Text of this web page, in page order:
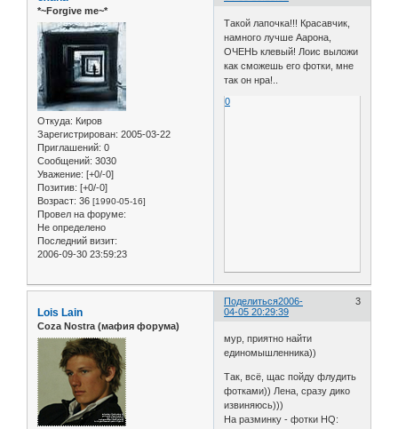
*~Forgive me~*
Откуда: Киров
Зарегистрирован: 2005-03-22
Приглашений: 0
Сообщений: 3030
Уважение: [+0/-0]
Позитив: [+0/-0]
Возраст: 36 [1990-05-16]
Провел на форуме:
Не определено
Последний визит:
2006-09-30 23:59:23
Такой лапочка!!! Красавчик,
намного лучше Аарона,
ОЧЕНЬ клевый! Лоис выложи
как сможешь его фотки, мне
так он нра!..
0
Поделиться 3
2006-
04-05 20:29:39
Lois Lain
Coza Nostra (мафия форума)
мур, приятно найти
единомышленника))
Так, всё, щас пойду флудить
фотками)) Лена, сразу дико
извиняюсь)))
На разминку - фотки HQ: